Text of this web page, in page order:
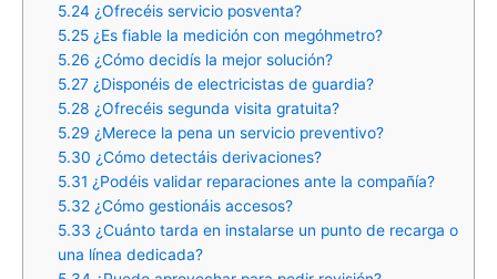
5.24 ¿Ofrecéis servicio posventa?
5.25¿Es fiable la medición con megóhmetro?
5.26 ¿Cómo decidís la mejor solución?
5.27¿Disponéis de electricistas de guardia?
5.28 ¿Ofrecéis segunda visita gratuita?
5.29 ¿Merece la pena un servicio preventivo?
5.30 ¿Cómo detectáis derivaciones?
5.31 ¿Podéis validar reparaciones ante la compañía?
5.32¿Cómo gestionáis accesos?
5.33 ¿Cuánto tarda en instalarse un punto de recarga o
una línea dedicada?